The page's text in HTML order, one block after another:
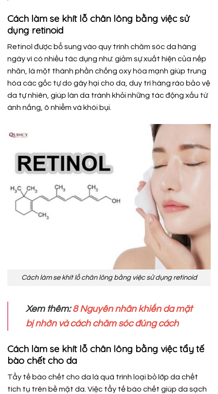
Cách làm se khít lỗ chân lông bằng việc sử
dụng retinoid
Retinol được bổ sung vào quy trình chăm sóc da hàng
ngày vì có nhiều tác dụng như: giảm sự xuất hiện của nếp
nhăn, là một thành phần chống oxy hóa mạnh giúp trung
hòa các gốc tự do gây hại cho da, duy trì hàng rào bảo vệ
da tự nhiên, giúp làn da tránh khỏi những tác động xấu từ
ánh nắng, ô nhiễm và khói bụi.
Cách làm se khít lỗ chân lông bằng việc sử dụng retinoid
Xem thêm:8 Nguyên nhân khiến da mặt
bị nhờn và cách chăm sóc đúng cách
Cách làm se khít lỗ chân lông bằng việc tẩy tế
bào chết cho da
Tẩy tế bào chết cho da là quá trình loại bỏ lớp da chết
tích tụ trên bề mặt da. Việc tẩy tế bào chết giúp da sạch